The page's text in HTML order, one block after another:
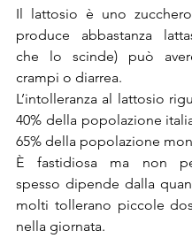
Il lattosio è uno
produce abbastanza
che lo scinde) può
crampi o diarrea.
L’intolleranza al lattosio
40% della popolazione
65% della popolazione
È fastidiosa ma non
spesso dipende dalla
molti tollerano piccole
nella giornata.